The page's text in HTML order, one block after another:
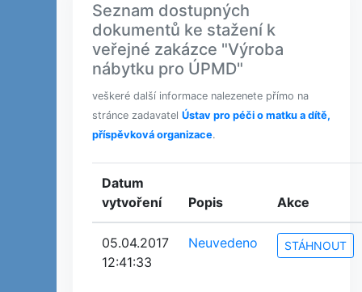
Seznam dostupných
dokumentů ke stažení k
veřejné zakázce "Výroba
nábytku pro ÚPMD"
veškeré další informace nalezenete přímo na
stránce zadavatel Ústav pro péči o matku a dítě,
příspěvková organizace.
Datum
vytvoření
Popis Akce
05.04.2017
12:41:33
Neuvedeno STÁHNOUT